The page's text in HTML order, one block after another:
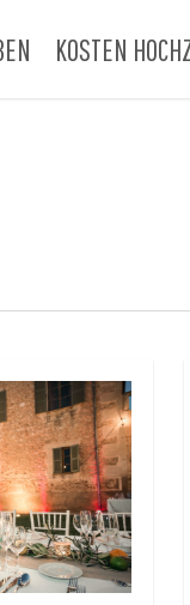
KOSTEN